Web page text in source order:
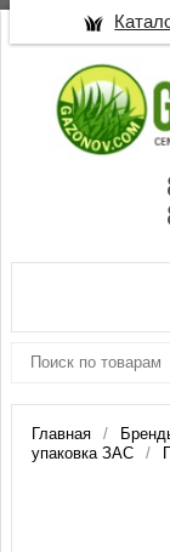
Главная
упаковка ЗАС